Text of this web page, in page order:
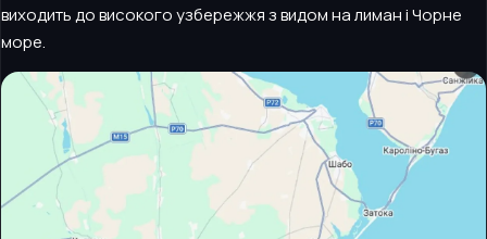
виходить до високого узбережжя з видом на лиман і Чорне
море.